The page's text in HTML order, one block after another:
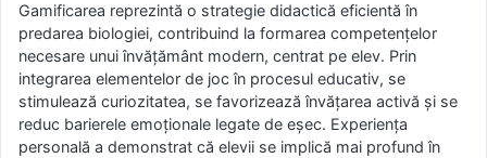
Gamificarea reprezintă o strategie didactică eficientă în
predarea biologiei, contribuind la formarea competențelor
necesare unui învățământ modern, centrat pe elev. Prin
integrarea elementelor de joc în procesul educativ, se
stimulează curiozitatea, se favorizează învățarea activă și se
reduc barierele emoționale legate de eșec. Experiența
personală a demonstrat că elevii se implică mai profund în